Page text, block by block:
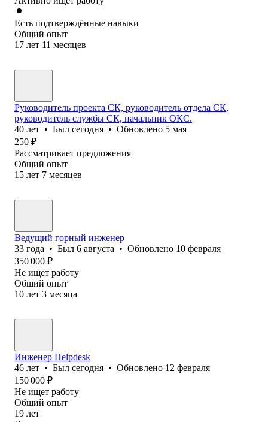
Есть подтверждённые навыки
Общий опыт
17 лет 11 месяцев
Руководитель проекта СК, руководитель отдела СК,
руководитель службы СК, начальник ОКС.
40 лет • Был сегодня • Обновлено 5 мая
250 ₽
Рассматривает предложения
Общий опыт
15 лет 7 месяцев
Ведущий горный инженер
33 года • Был 6 августа • Обновлено 10 февраля
350 000 ₽
Не ищет работу
Общий опыт
10 лет 3 месяца
Инженер Helpdesk
46 лет • Был сегодня • Обновлено 12 февраля
150 000 ₽
Не ищет работу
Общий опыт
19 лет